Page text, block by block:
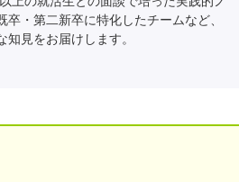
・第二新卒に特化したチームなど、
見をお届けします。